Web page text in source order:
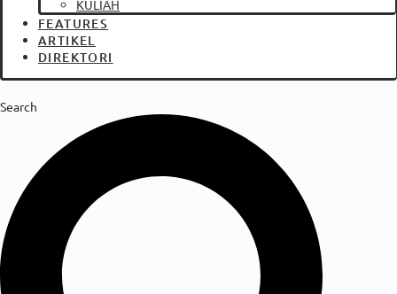
KULIAH
FEATURES
ARTIKEL
DIREKTORI
Search